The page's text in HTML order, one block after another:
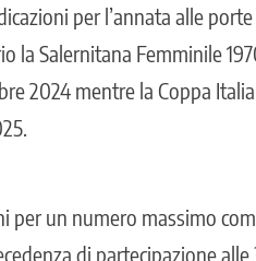
per l’annata alle
Salernitana Femminile
2024 mentre la Coppa
un numero massimo
di partecipazione